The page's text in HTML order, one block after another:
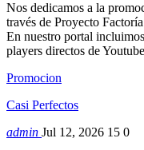
Nos dedicamos a la
través de Proyecto
En nuestro portal
players directos de
Promocion
Casi Perfectos
admin Jul 12, 2026 15 0